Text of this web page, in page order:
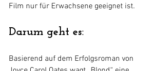
Film nur für Erwachsene geeignet ist.
Darum geht es:
Basierend auf dem Erfolgsroman von